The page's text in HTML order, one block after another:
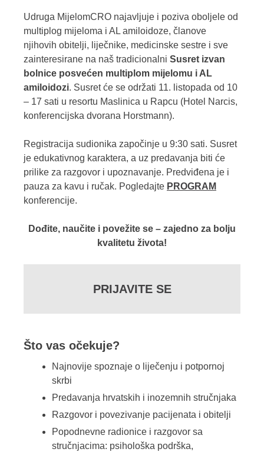
Udruga MijelomCRO najavljuje i poziva oboljele od
multiplog mijeloma i AL amiloidoze, članove
njihovih obitelji, liječnike, medicinske sestre i sve
zainteresirane na naš tradicionalni Susret izvan
bolnice posvećen multiplom mijelomu i AL
amiloidozi. Susret će se održati 11. listopada od 10
– 17 sati u resortu Maslinica u Rapcu (Hotel Narcis,
konferencijska dvorana Horstmann).
Registracija sudionika započinje u 9:30 sati. Susret
je edukativnog karaktera, a uz predavanja biti će
prilike za razgovor i upoznavanje. Predviđena je i
pauza za kavu i ručak. Pogledajte PROGRAM
konferencije.
Dođite, naučite i povežite se – zajedno za bolju
kvalitetu života!
PRIJAVITE SE
Što vas očekuje?
Najnovije spoznaje o liječenju i potpornoj
skrbi
Predavanja hrvatskih i inozemnih stručnjaka
Razgovor i povezivanje pacijenata i obitelji
Popodnevne radionice i razgovor sa
stručnjacima: psihološka podrška,